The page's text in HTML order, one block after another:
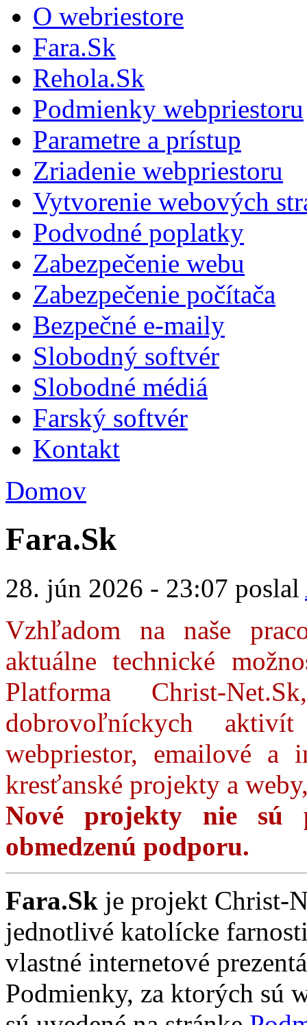
O webriestore
Fara.Sk
Rehola.Sk
Podmienky webpriestoru
Parametre a prístup
Zriadenie webpriestoru
Vytvorenie webových
Podvodné poplatky
Zabezpečenie webu
Zabezpečenie počítača
Bezpečné e-maily
Slobodný softvér
Slobodné médiá
Farský softvér
Kontakt
Domov
Fara.Sk
28. jún 2026 - 23:07 poslal
Vzhľadom na naše
aktuálne technické
Platforma Christ-
dobrovoľníckych
webpriestor, emailové a
kresťanské projekty a
Nové projekty nie sú
obmedzenú podporu.
Fara.Sk je projekt Christ-
jednotlivé katolícke
vlastné internetové
Podmienky, za ktorých sú